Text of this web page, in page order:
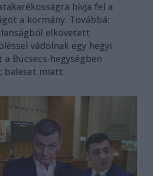
hívja fel a
a kormány. Továbbá:
elkövetett
vádolnak egy hegyi
a Bucsecs-hegységben
baleset miatt.